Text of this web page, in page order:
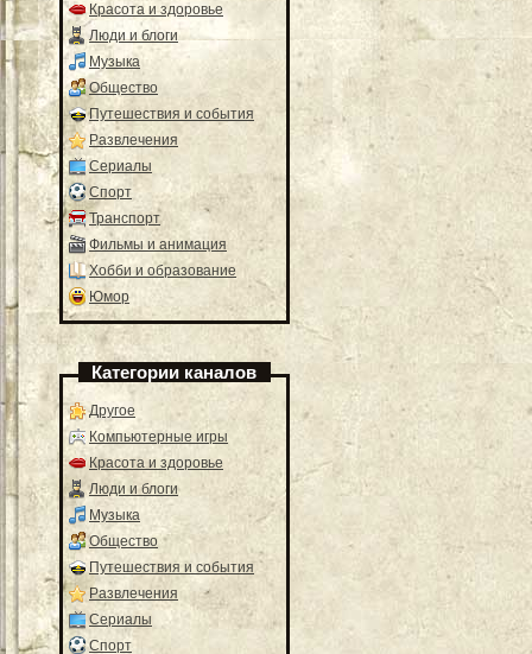
Красота и здоровье
Люди и блоги
Музыка
Общество
Путешествия и события
Развлечения
Сериалы
Спорт
Транспорт
Фильмы и анимация
Хобби и образование
Юмор
Категории каналов
Другое
Компьютерные игры
Красота и здоровье
Люди и блоги
Музыка
Общество
Путешествия и события
Развлечения
Сериалы
Спорт